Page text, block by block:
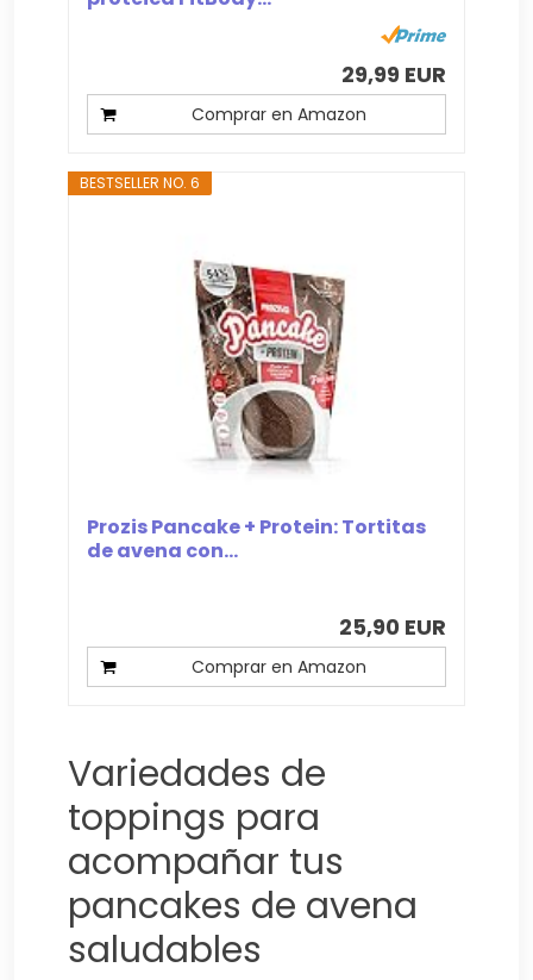
29,99 EUR
Comprar en Amazon
BESTSELLER NO. 6
Prozis Pancake + Protein: Tortitas
de avena con...
25,90 EUR
Comprar en Amazon
Variedades de
toppings para
acompañar tus
pancakes de avena
saludables